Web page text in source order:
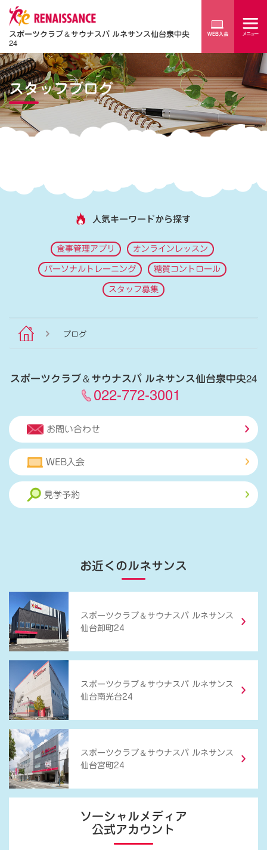
スポーツクラブ＆サウナスパ ルネサンス仙台泉中央
24
スタッフブログ
人気キーワードから探す
食事管理アプリ オンラインレッスン
パーソナルトレーニング 糖質コントロール
スタッフ募集
ブログ
スポーツクラブ＆サウナスパ ルネサンス仙台泉中央24
022-772-3001
お問い合わせ
WEB入会
見学予約
お近くのルネサンス
スポーツクラブ ＆ サウナスパ ルネサンス
仙台卸町24
スポーツクラブ ＆ サウナスパ ルネサンス
仙台南光台24
スポーツクラブ ＆ サウナスパ ルネサンス
仙台宮町24
ソーシャルメディア
公式アカウント